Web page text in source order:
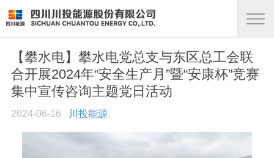
【攀水电】攀水电党总支与东区总工会联
合开展2024年“安全生产月”暨“安康杯”竞赛
集中宣传咨询主题党日活动
2024-06-16 川投能源